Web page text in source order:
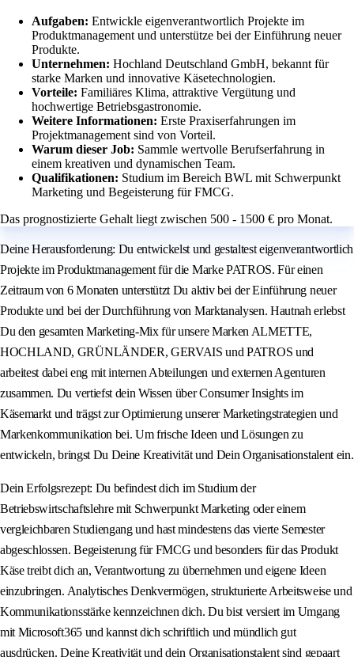
Aufgaben: Entwickle eigenverantwortlich Projekte im
Produktmanagement und unterstütze bei der Einführung neuer
Produkte.
Unternehmen: Hochland Deutschland GmbH, bekannt für
starke Marken und innovative Käsetechnologien.
Vorteile: Familiäres Klima, attraktive Vergütung und
hochwertige Betriebsgastronomie.
Weitere Informationen: Erste Praxiserfahrungen im
Projektmanagement sind von Vorteil.
Warum dieser Job: Sammle wertvolle Berufserfahrung in
einem kreativen und dynamischen Team.
Qualifikationen: Studium im Bereich BWL mit Schwerpunkt
Marketing und Begeisterung für FMCG.
Das prognostizierte Gehalt liegt zwischen 500 - 1500 € pro Monat.
Deine Herausforderung: Du entwickelst und gestaltest eigenverantwortlich
Projekte im Produktmanagement für die Marke PATROS. Für einen
Zeitraum von 6 Monaten unterstützt Du aktiv bei der Einführung neuer
Produkte und bei der Durchführung von Marktanalysen. Hautnah erlebst
Du den gesamten Marketing-Mix für unsere Marken ALMETTE,
HOCHLAND, GRÜNLÄNDER, GERVAIS und PATROS und
arbeitest dabei eng mit internen Abteilungen und externen Agenturen
zusammen. Du vertiefst dein Wissen über Consumer Insights im
Käsemarkt und trägst zur Optimierung unserer Marketingstrategien und
Markenkommunikation bei. Um frische Ideen und Lösungen zu
entwickeln, bringst Du Deine Kreativität und Dein Organisationstalent ein.
Dein Erfolgsrezept: Du befindest dich im Studium der
Betriebswirtschaftslehre mit Schwerpunkt Marketing oder einem
vergleichbaren Studiengang und hast mindestens das vierte Semester
abgeschlossen. Begeisterung für FMCG und besonders für das Produkt
Käse treibt dich an, Verantwortung zu übernehmen und eigene Ideen
einzubringen. Analytisches Denkvermögen, strukturierte Arbeitsweise und
Kommunikationsstärke kennzeichnen dich. Du bist versiert im Umgang
mit Microsoft365 und kannst dich schriftlich und mündlich gut
ausdrücken. Deine Kreativität und dein Organisationstalent sind gepaart